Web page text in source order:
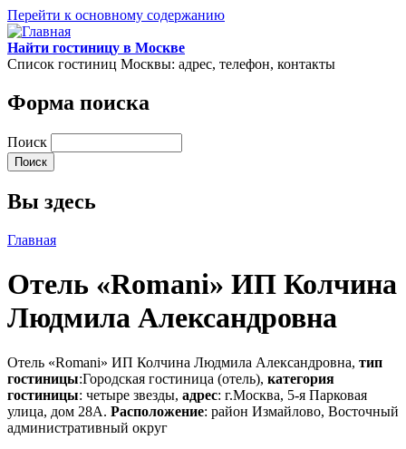
Перейти к основному содержанию
Найти гостиницу в Москве
Список гостиниц Москвы: адрес, телефон, контакты
Форма поиска
Поиск
Вы здесь
Главная
Отель «Romani» ИП Колчина
Людмила Александровна
Отель «Romani» ИП Колчина Людмила Александровна, тип
гостиницы:Городская гостиница (отель), категория
гостиницы: четыре звезды, адрес: г.Москва, 5-я Парковая
улица, дом 28А. Расположение: район Измайлово, Восточный
административный округ